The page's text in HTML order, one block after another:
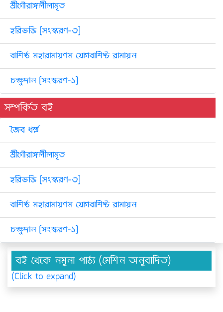
শ্রীগৌরাঙ্গলীলামৃত
হরিভক্তি [সংস্করণ-৩]
বাশিষ্ঠ মহারামায়ণম যোগবাশিষ্ট রামায়ন
চক্ষুদান [সংস্করণ-১]
সম্পর্কিত বই
জৈব ধর্ম্ম
শ্রীগৌরাঙ্গলীলামৃত
হরিভক্তি [সংস্করণ-৩]
বাশিষ্ঠ মহারামায়ণম যোগবাশিষ্ট রামায়ন
চক্ষুদান [সংস্করণ-১]
বই থেকে নমুনা পাঠ্য (মেশিন অনুবাদিত)
(Click to expand)